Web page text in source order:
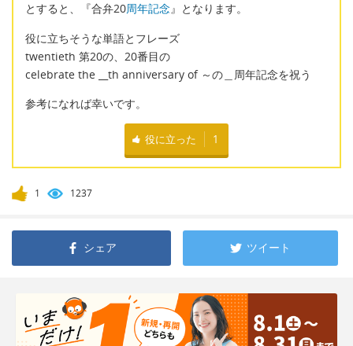
とすると、『合弁20周年記念』となります。
役に立ちそうな単語とフレーズ
twentieth 第20の、20番目の
celebrate the __th anniversary of ～の＿周年記念を祝う
参考になれば幸いです。
役に立った 1
1 1237
シェア ツイート